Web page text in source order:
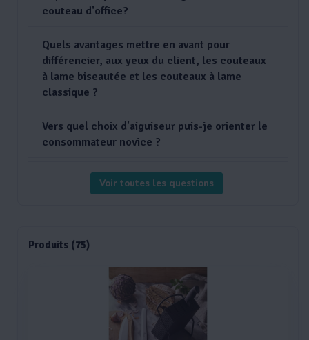
couteau d'office?
Quels avantages mettre en avant pour
différencier, aux yeux du client, les couteaux
à lame biseautée et les couteaux à lame
classique ?
Vers quel choix d'aiguiseur puis-je orienter le
consommateur novice ?
Voir toutes les questions
Produits (75)